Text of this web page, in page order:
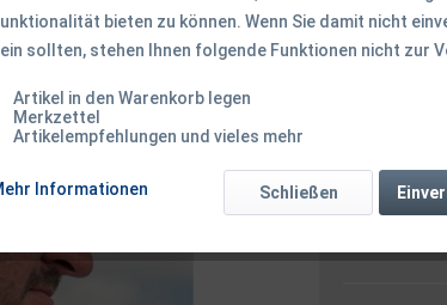
12,50
Sofort
bieten zu können. Wenn Sie damit nicht
sollten, stehen Ihnen folgende Funktionen nicht zur
Artikel in den Warenkorb legen
Merkzettel
Artikelempfehlungen und vieles mehr
Informationen Schließen